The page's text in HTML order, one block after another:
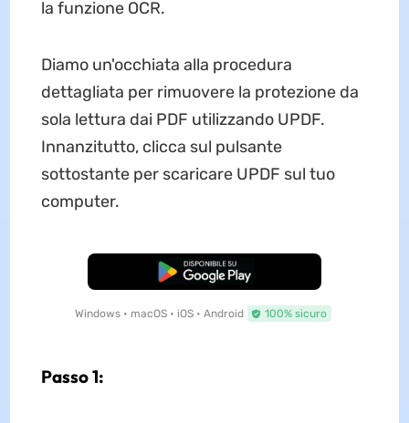
la funzione OCR.
Diamo un'occhiata alla procedura
dettagliata per rimuovere la protezione da
sola lettura dai PDF utilizzando UPDF.
Innanzitutto, clicca sul pulsante
sottostante per scaricare UPDF sul tuo
computer.
Download Gratis
Windows • macOS • iOS • Android 100% sicuro
Passo 1: